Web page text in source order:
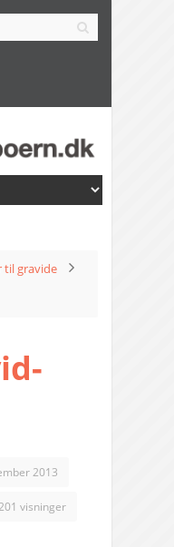
til gravide
2013
visninger